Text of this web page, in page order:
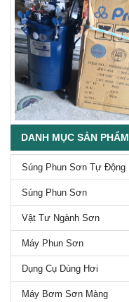
DANH MỤC SẢN PHẨM
Súng Phun Sơn Tự Động
Súng Phun Sơn
Vật Tư Ngành Sơn
Máy Phun Sơn
Dụng Cụ Dùng Hơi
Máy Bơm Sơn Màng